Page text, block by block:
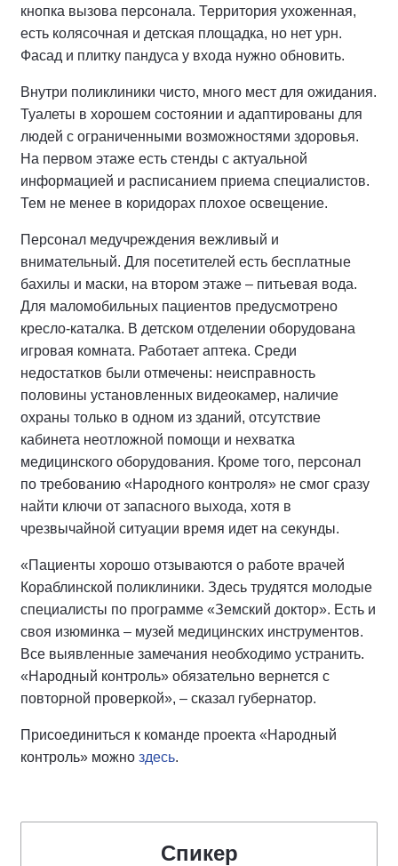
кнопка вызова персонала. Территория ухоженная,
есть колясочная и детская площадка, но нет урн.
Фасад и плитку пандуса у входа нужно обновить.
Внутри поликлиники чисто, много мест для ожидания.
Туалеты в хорошем состоянии и адаптированы для
людей с ограниченными возможностями здоровья.
На первом этаже есть стенды с актуальной
информацией и расписанием приема специалистов.
Тем не менее в коридорах плохое освещение.
Персонал медучреждения вежливый и
внимательный. Для посетителей есть бесплатные
бахилы и маски, на втором этаже – питьевая вода.
Для маломобильных пациентов предусмотрено
кресло-каталка. В детском отделении оборудована
игровая комната. Работает аптека. Среди
недостатков были отмечены: неисправность
половины установленных видеокамер, наличие
охраны только в одном из зданий, отсутствие
кабинета неотложной помощи и нехватка
медицинского оборудования. Кроме того, персонал
по требованию «Народного контроля» не смог сразу
найти ключи от запасного выхода, хотя в
чрезвычайной ситуации время идет на секунды.
«Пациенты хорошо отзываются о работе врачей
Кораблинской поликлиники. Здесь трудятся молодые
специалисты по программе «Земский доктор». Есть и
своя изюминка – музей медицинских инструментов.
Все выявленные замечания необходимо устранить.
«Народный контроль» обязательно вернется с
повторной проверкой», – сказал губернатор.
Присоединиться к команде проекта «Народный
контроль» можно здесь.
Спикер